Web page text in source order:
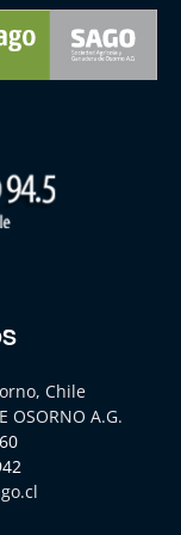
Chile
OSORNO A.G.